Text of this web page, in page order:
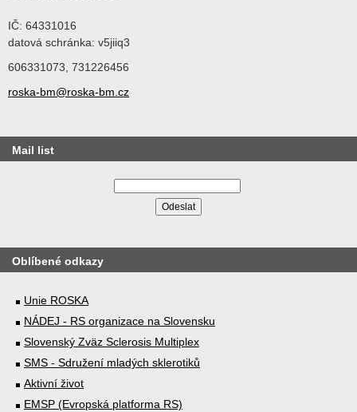
IČ: 64331016
datová schránka: v5jiiq3
606331073, 731226456
roska-bm@roska-bm.cz
Mail list
Oblíbené odkazy
Unie ROSKA
NÁDEJ - RS organizace na Slovensku
Slovenský Zväz Sclerosis Multiplex
SMS - Sdružení mladých sklerotiků
Aktivní život
EMSP (Evropská platforma RS)